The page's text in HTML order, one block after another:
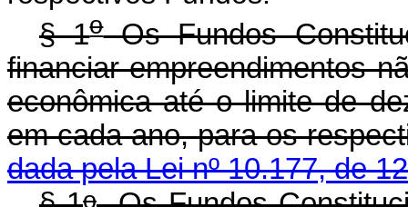
§ 1oOs Fundos
financiar empreendimentos
econômica até o limite de
em cada ano, para os
dada pela Lei nº 10.177, de
o